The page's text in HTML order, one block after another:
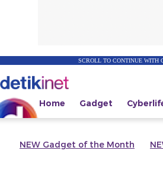
SCROLL TO CONTINUE WITH
Home Gadget
NEW Gadget of the Month